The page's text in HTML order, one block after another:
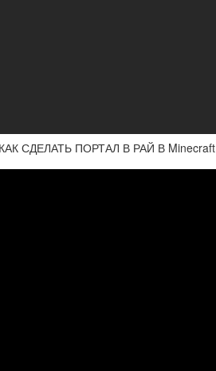
СДЕЛАТЬ ПОРТАЛ В РАЙ В Minecraft